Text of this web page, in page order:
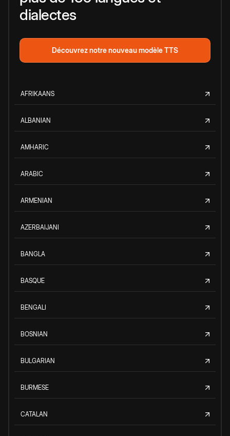
dialectes
Découvrez notre nouveau modèle TTS
AFRIKAANS
ALBANIAN
AMHARIC
ARABIC
ARMENIAN
AZERBAIJANI
BANGLA
BASQUE
BENGALI
BOSNIAN
BULGARIAN
BURMESE
CATALAN